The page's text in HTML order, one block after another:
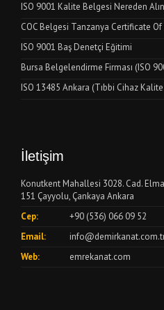
ISO 9001 Kalite Belgesi Nereden
COC Belgesi Tanzanya Certificate
ISO 9001 Baş Denetçi Eğitimi
Bursa Belgelendirme Firması (ISO
ISO 13485 Ankara (Tıbbi Cihaz
İletişim
Konutkent Mahallesi 3028. Cad.
151 Çayyolu, Çankaya Ankara
Cep:
+90 (536) 066 09 52
Email:
Web:
emrekanat.com